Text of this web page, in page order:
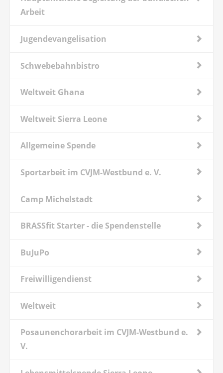
Arbeit
Jugendevangelisation
Schwebebahnbistro
Weltweit Ghana
Weltweit Sierra Leone
Allgemeine Spende
Sportarbeit im CVJM-Westbund e. V.
Camp Michelstadt
BRASSfit Starter - die Spendenstelle
BuJuPo
Freiwilligendienst
Weltweit
Posaunenchorarbeit im CVJM-Westbund e.
V.